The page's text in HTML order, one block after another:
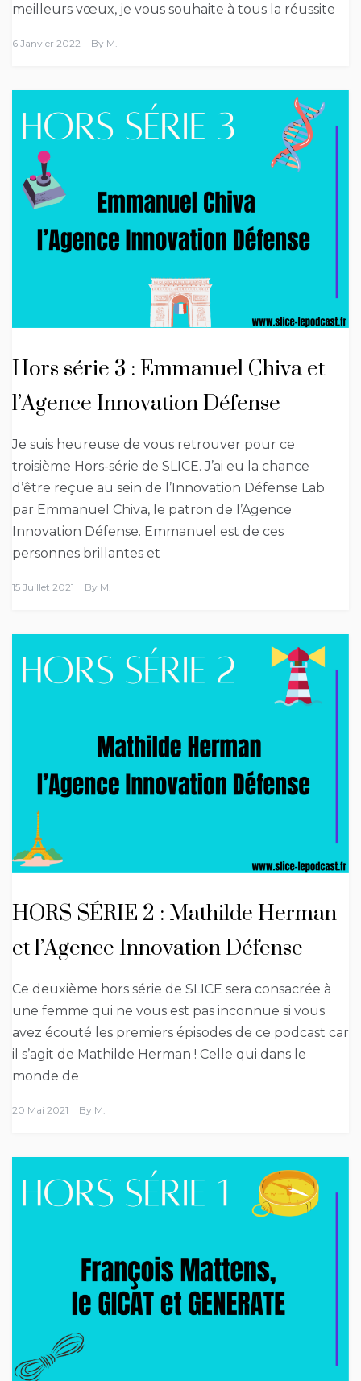
meilleurs vœux, je vous souhaite à tous la réussite
6 Janvier 2022 By M.
Hors série 3 : Emmanuel Chiva et
l’Agence Innovation Défense
Je suis heureuse de vous retrouver pour ce
troisième Hors-série de SLICE. J’ai eu la chance
d’être reçue au sein de l’Innovation Défense Lab
par Emmanuel Chiva, le patron de l’Agence
Innovation Défense. Emmanuel est de ces
personnes brillantes et
15 Juillet 2021 By M.
HORS SÉRIE 2 : Mathilde Herman
et l’Agence Innovation Défense
Ce deuxième hors série de SLICE sera consacrée à
une femme qui ne vous est pas inconnue si vous
avez écouté les premiers épisodes de ce podcast car
il s’agit de Mathilde Herman ! Celle qui dans le
monde de
20 Mai 2021 By M.